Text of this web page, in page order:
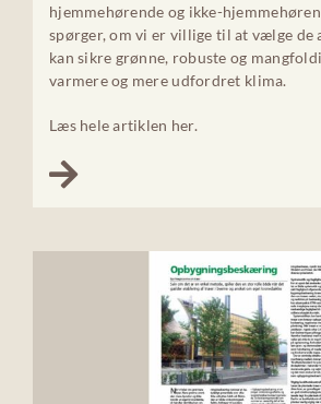
hjemmehørende og ikke-
spørger, om vi er villige til at vælge de
kan sikre grønne, robuste og
varmere og mere udfordret klima.
Læs hele artiklen her.